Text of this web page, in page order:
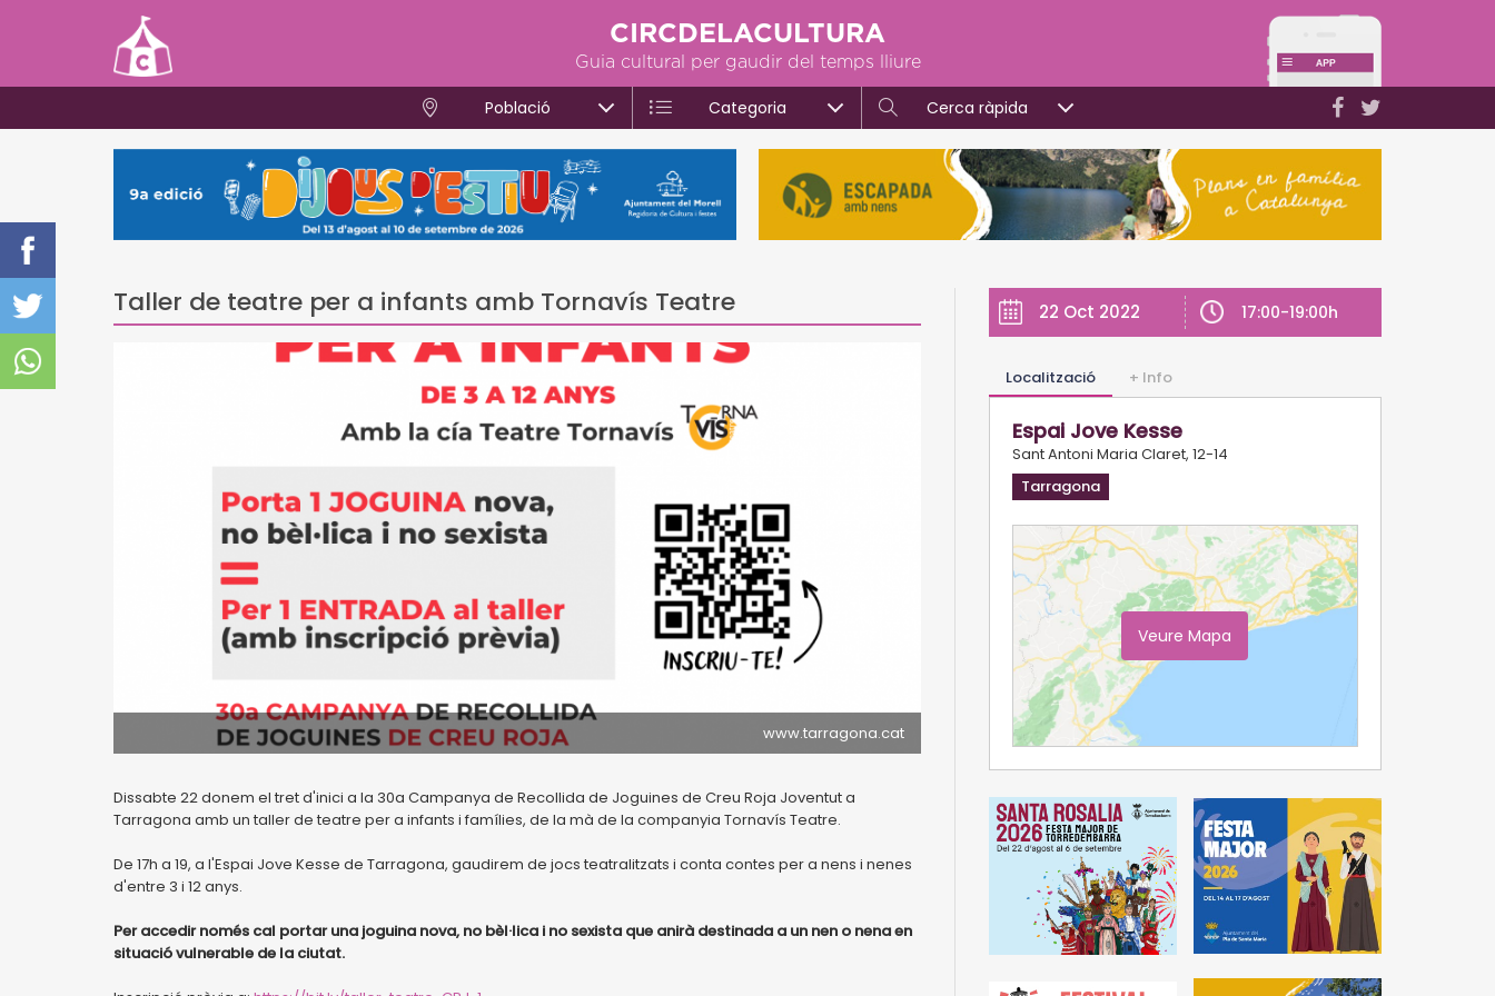
CIRCDELACULTURA
Guia cultural per gaudir del temps lliure
Població Categoria Cerca ràpida
Taller de teatre per a infants amb Tornavís Teatre
www.tarragona.cat
Dissabte 22 donem el tret d'inici a la 30a Campanya de Recollida de Joguines de Creu Roja Joventut a
Tarragona amb un taller de teatre per a infants i famílies, de la mà de la companyia Tornavís Teatre.
De 17h a 19, a l'Espai Jove Kesse de Tarragona, gaudirem de jocs teatralitzats i conta contes per a nens i nenes
d'entre 3 i 12 anys.
Per accedir només cal portar una joguina nova, no bèl·lica i no sexista que anirà destinada a un nen o nena en
situació vulnerable de la ciutat.
22 Oct 2022 17:00-19:00h
Localització + Info
Espai Jove Kesse
Sant Antoni Maria Claret, 12-14
Tarragona
Veure Mapa